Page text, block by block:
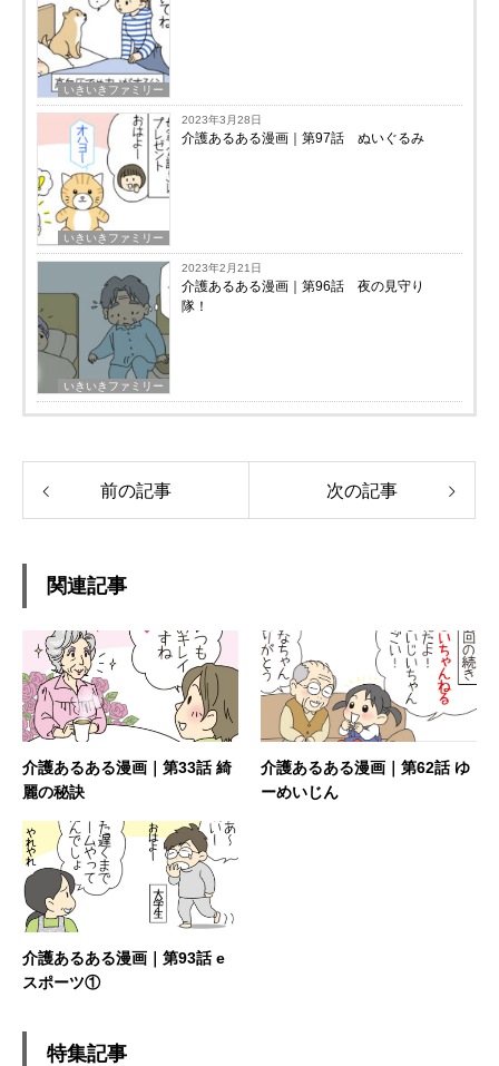
いきいきファミリー
いきいきファミリー
2023年3月28日
介護あるある漫画｜第97話 ぬいぐるみ
いきいきファミリー
2023年2月21日
介護あるある漫画｜第96話 夜の見守り
隊！
前の記事 次の記事
関連記事
介護あるある漫画｜第33話 綺
麗の秘訣
介護あるある漫画｜第62話 ゆ
ーめいじん
介護あるある漫画｜第93話 e
スポーツ①
特集記事